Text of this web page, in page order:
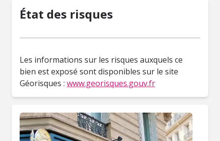
État des risques
Les informations sur les risques auxquels ce
bien est exposé sont disponibles sur le site
Géorisques : www.georisques.gouv.fr